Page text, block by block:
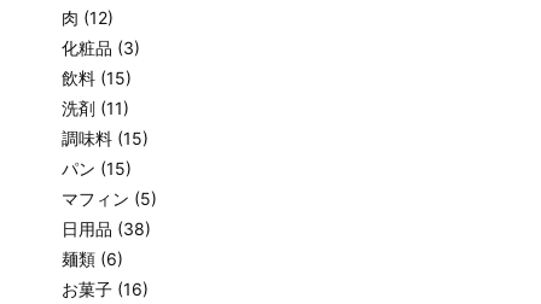
肉 (12)
化粧品 (3)
飲料 (15)
洗剤 (11)
調味料 (15)
パン (15)
マフィン (5)
日用品 (38)
麺類 (6)
お菓子 (16)